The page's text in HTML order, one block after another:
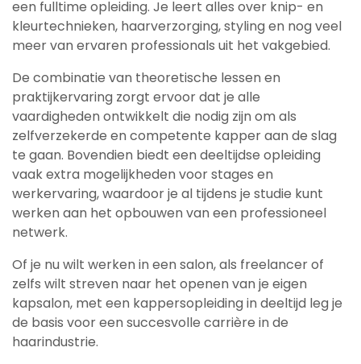
een fulltime opleiding. Je leert alles over knip- en
kleurtechnieken, haarverzorging, styling en nog veel
meer van ervaren professionals uit het vakgebied.
De combinatie van theoretische lessen en
praktijkervaring zorgt ervoor dat je alle
vaardigheden ontwikkelt die nodig zijn om als
zelfverzekerde en competente kapper aan de slag
te gaan. Bovendien biedt een deeltijdse opleiding
vaak extra mogelijkheden voor stages en
werkervaring, waardoor je al tijdens je studie kunt
werken aan het opbouwen van een professioneel
netwerk.
Of je nu wilt werken in een salon, als freelancer of
zelfs wilt streven naar het openen van je eigen
kapsalon, met een kappersopleiding in deeltijd leg je
de basis voor een succesvolle carrière in de
haarindustrie.